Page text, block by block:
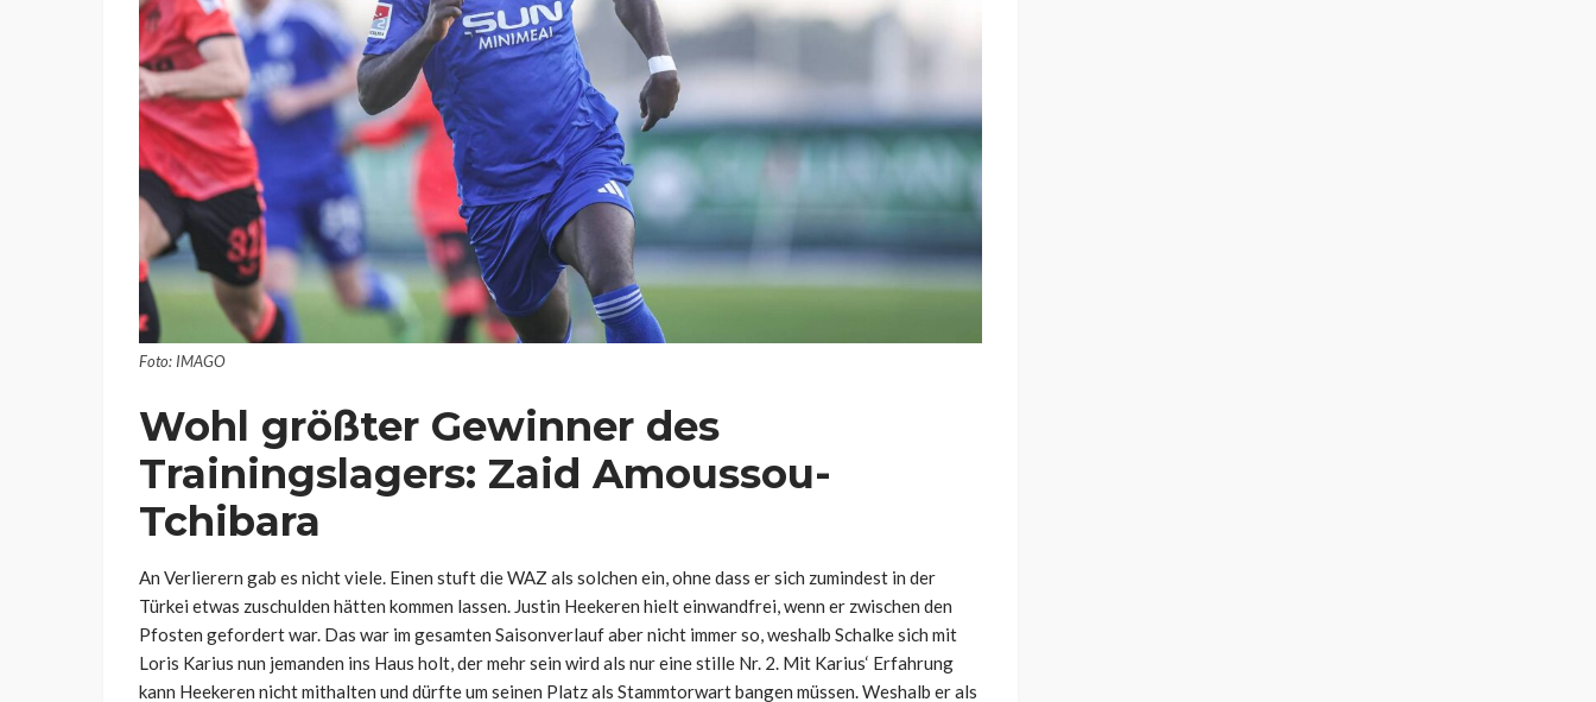
Foto: IMAGO
Wohl größter Gewinner des
Trainingslagers: Zaid Amoussou-
Tchibara
An Verlierern gab es nicht viele. Einen stuft die WAZ als solchen ein, ohne dass er sich zumindest in der
Türkei etwas zuschulden hätten kommen lassen. Justin Heekeren hielt einwandfrei, wenn er zwischen den
Pfosten gefordert war. Das war im gesamten Saisonverlauf aber nicht immer so, weshalb Schalke sich mit
Loris Karius nun jemanden ins Haus holt, der mehr sein wird als nur eine stille Nr. 2. Mit Karius‘ Erfahrung
kann Heekeren nicht mithalten und dürfte um seinen Platz als Stammtorwart bangen müssen. Weshalb er als